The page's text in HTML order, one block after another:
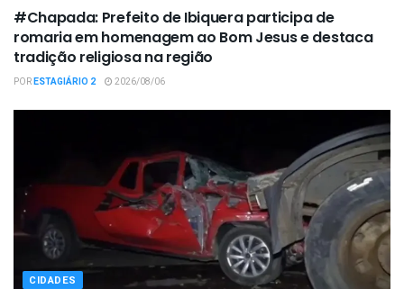
#Chapada: Prefeito de Ibiquera participa de
romaria em homenagem ao Bom Jesus e destaca
tradição religiosa na região
PORESTAGIÁRIO 2 2026/08/06
CIDADES